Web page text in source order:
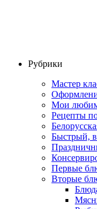
Рубрики
Мастер
Мои
Рецепты
Быстрый,
Первые
Вторые